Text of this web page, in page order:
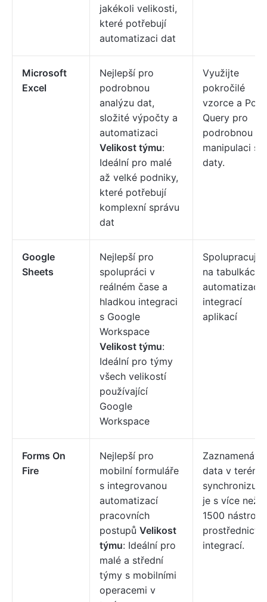
jakékoli velikosti,
které potřebují
automatizaci dat
Microsoft
Excel
Nejlepší pro
podrobnou
analýzu dat,
složité výpočty a
automatizaci
Velikost týmu:
Ideální pro malé
až velké podniky,
které potřebují
komplexní správu
dat
Využijte
pokročilé
vzorce a
Query pro
podrobnou
manipulaci s
daty.
Google
Sheets
Nejlepší pro
spolupráci v
reálném čase a
hladkou integraci
s Google
Workspace
Velikost týmu:
Ideální pro týmy
všech velikostí
používající
Google
Workspace
Spolupracujte
na tabulkách
automatizací
integrací
aplikací
Forms On
Fire
Nejlepší pro
mobilní formuláře
s integrovanou
automatizací
pracovních
postupů Velikost
týmu: Ideální pro
malé a střední
týmy s mobilními
operacemi v
data v terénu
je s více než
1500 nástroji
integrací.